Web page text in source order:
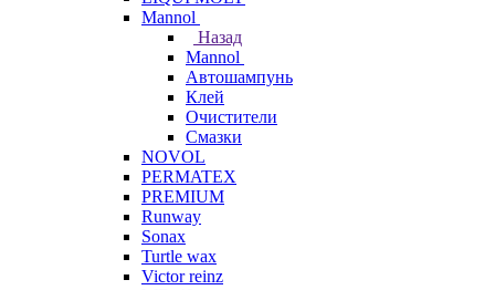
Mannol
Назад
Mannol
Автошампунь
Клей
Очистители
Смазки
NOVOL
PERMATEX
PREMIUM
Runway
Sonax
Turtle wax
Victor reinz